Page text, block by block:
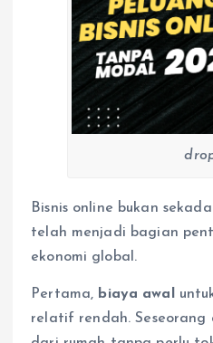
Bisnis online bukan
telah menjadi bagian
ekonomi global.
Pertama, biaya awal
relatif rendah. Seseorang